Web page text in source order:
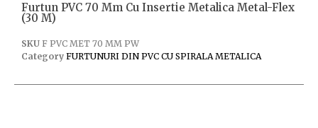
Furtun PVC 70 Mm Cu Insertie Metalica Metal-Flex
(30 M)
SKU F PVC MET 70 MM PW
Category FURTUNURI DIN PVC CU SPIRALA METALICA